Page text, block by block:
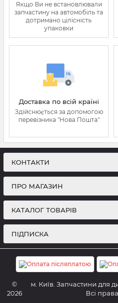
Якщо Ви не встановлювали
запчастину на автомобіль та
дотримано цілісність
упаковки
Доставка по всій країні
Здійснюється за допомогою
перевізника "Нова Пошта"
КОНТАКТИ
ПРО МАГАЗИН
КАТАЛОГ ТОВАРІВ
ПІДПИСКА
©
2026
м. Київ. Запчастини для
Всі